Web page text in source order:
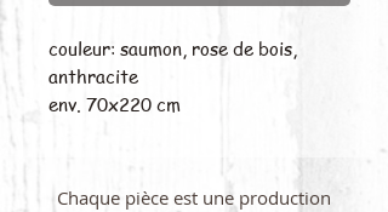
couleur: saumon, rose de bois,
anthracite
env. 70x220 cm
Chaque pièce est une production